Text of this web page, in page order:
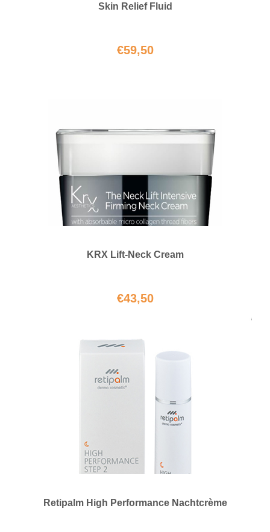
Skin Relief Fluid
€59,50
KRX Lift-Neck Cream
€43,50
Retipalm High Performance Nachtcrème